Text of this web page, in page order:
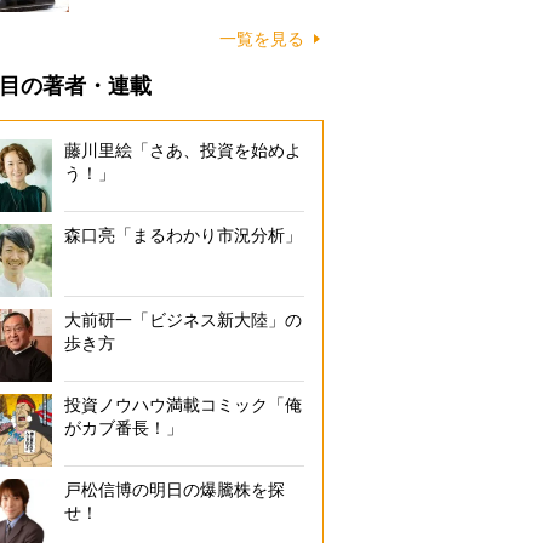
一覧を見る
の著者・連載
藤川里絵「さあ、投資を始めよ
う！」
森口亮「まるわかり市況分析」
大前研一「ビジネス新大陸」の
歩き方
投資ノウハウ満載コミック「俺
がカブ番長！」
戸松信博の明日の爆騰株を探
せ！